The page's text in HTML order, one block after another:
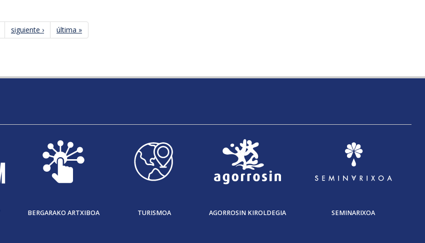
siguiente › última »
BERGARAKO ARTXIBOA TURISMOA AGORROSIN KIROLDEGIA SEMINARIXOA